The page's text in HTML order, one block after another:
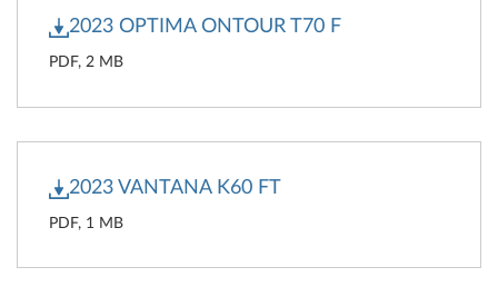
2023 OPTIMA ONTOUR T70 F
PDF, 2 MB
2023 VANTANA K60 FT
PDF, 1 MB